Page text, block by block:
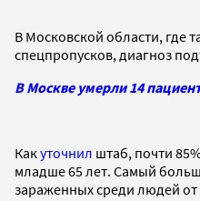
В Московской области, где
спецпропусков, диагноз
В Москве умерли 14
Какуточнил штаб, почти
младше 65 лет. Самый
зараженных среди людей от